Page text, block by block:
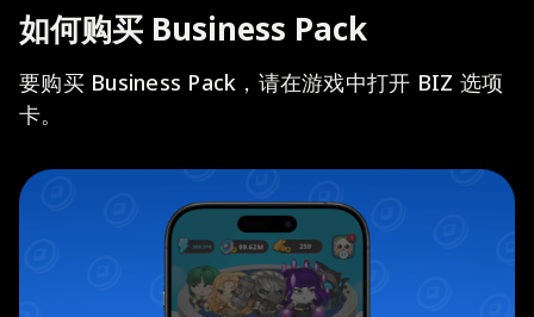
如何购买 Business Pack
要购买 Business Pack，请在游戏中打开 BIZ 选项
卡。